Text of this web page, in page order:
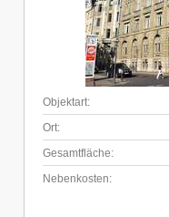
Objektart:
Ort:
Gesamtfläche:
Nebenkosten: